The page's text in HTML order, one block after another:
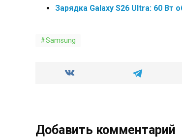
Зарядка Galaxy S26 Ultra: 60 Вт
Samsung
Добавить комментарий